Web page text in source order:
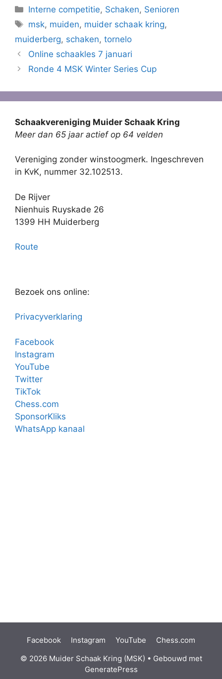
Categorieën
Interne competitie, Schaken, Senioren
Tags
msk, muiden, muider schaak kring,
muiderberg, schaken, tornelo
Online schaakles 7 januari
Ronde 4 MSK Winter Series Cup
Schaakvereniging Muider Schaak Kring
Meer dan 65 jaar actief op 64 velden
Vereniging zonder winstoogmerk. Ingeschreven
in KvK, nummer 32.102513.
De Rijver
Nienhuis Ruyskade 26
1399 HH Muiderberg
Route
Bezoek ons online:
Privacyverklaring
Facebook
Instagram
YouTube
Twitter
TikTok
Chess.com
SponsorKliks
WhatsApp kanaal
Facebook Instagram YouTube
Chess.com
© 2026 Muider Schaak Kring (MSK) • Gebouwd met
GeneratePress